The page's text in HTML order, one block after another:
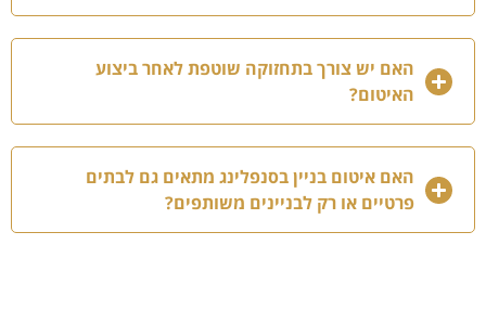
האם יש צורך בתחזוקה שוטפת לאחר ביצוע
האיטום?
האם איטום בניין בסנפלינג מתאים גם לבתים
פרטיים או רק לבניינים משותפים?